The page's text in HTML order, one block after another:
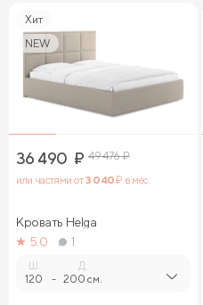
Хит
NEW
36 490 ₽ 49 476₽
или частями от3 040₽ в мес.
Кровать Helga
5.0
1
120 -
Д.
200 см.